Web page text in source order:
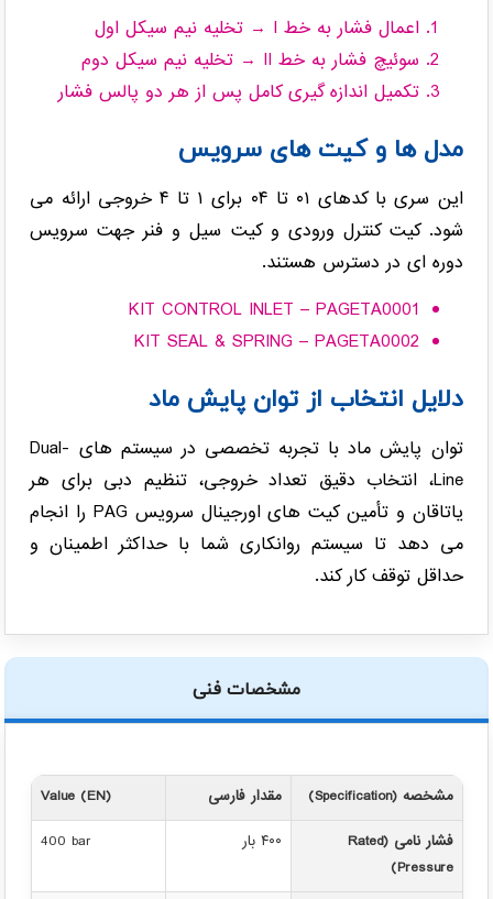
اعمال فشار به خط I → تخلیه نیم سیکل اول
سوئیچ فشار به خط II → تخلیه نیم سیکل دوم
تکمیل اندازه گیری کامل پس از هر دو پالس فشار
مدل ها و کیت های سرویس
این سری با کدهای ۰۱ تا ۰۴ برای ۱ تا ۴ خروجی ارائه می
شود. کیت کنترل ورودی و کیت سیل و فنر جهت سرویس
دوره ای در دسترس هستند.
KIT CONTROL INLET – PAGETA0001
KIT SEAL & SPRING – PAGETA0002
دلایل انتخاب از توان پایش ماد
توان پایش ماد با تجربه تخصصی در سیستم های Dual-
Line، انتخاب دقیق تعداد خروجی، تنظیم دبی برای هر
یاتاقان و تأمین کیت های اورجینال سرویس PAG را انجام
می دهد تا سیستم روانکاری شما با حداکثر اطمینان و
حداقل توقف کار کند.
مشخصات فنی
مشخصه (Specification) مقدار فارسی
Value (EN)
فشار نامی (Rated
Pressure)
۴۰۰ بار 400 bar